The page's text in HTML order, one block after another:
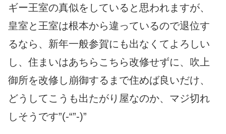
ギー王室の真似をしていると思われますが、
皇室と王室は根本から違っているので退位す
るなら、新年一般参賀にも出なくてよろしい
し、住まいはあちらこちら改修せずに、吹上
御所を改修し崩御するまで住めば良いだけ、
どうしてこうも出たがり屋なのか、マジ切れ
しそうです”(-“”-)”